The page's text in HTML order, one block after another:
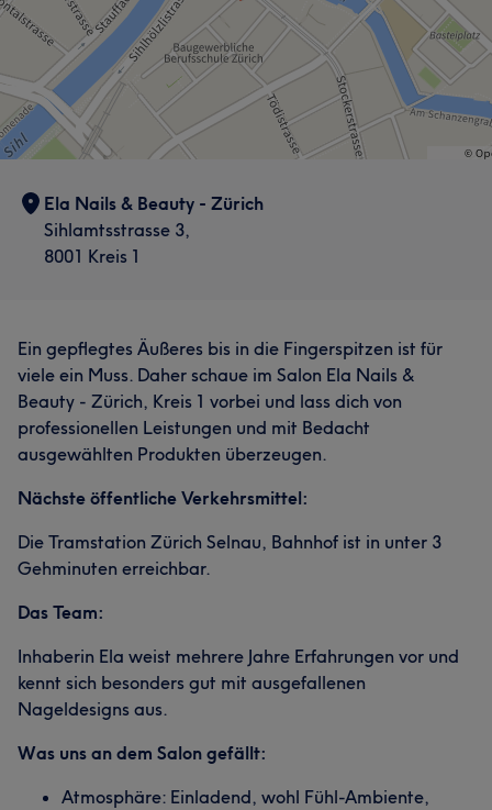
Ela Nails & Beauty - Zürich
Sihlamtsstrasse 3,
8001 Kreis 1
Ein gepflegtes Äußeres bis in die Fingerspitzen ist für
viele ein Muss. Daher schaue im Salon Ela Nails &
Beauty - Zürich, Kreis 1 vorbei und lass dich von
professionellen Leistungen und mit Bedacht
ausgewählten Produkten überzeugen.
Nächste öffentliche Verkehrsmittel:
Die Tramstation Zürich Selnau, Bahnhof ist in unter 3
Gehminuten erreichbar.
Das Team:
Inhaberin Ela weist mehrere Jahre Erfahrungen vor und
kennt sich besonders gut mit ausgefallenen
Nageldesigns aus.
Was uns an dem Salon gefällt:
Atmosphäre: Einladend, wohl Fühl-Ambiente,